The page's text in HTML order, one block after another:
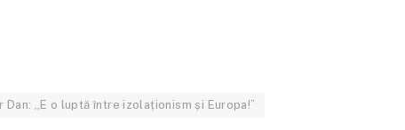
„E o luptă între izolaționism și Europa!”